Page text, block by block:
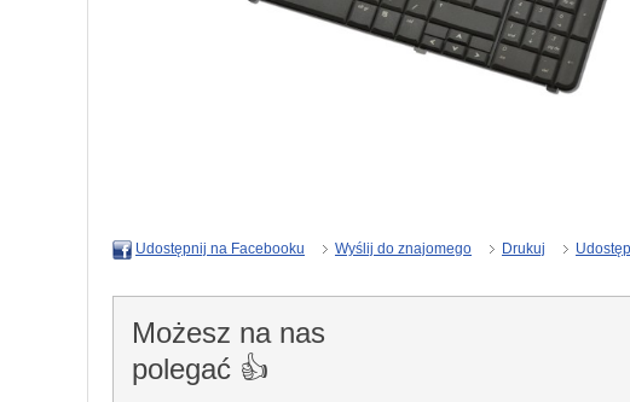
Udostępnij na Facebooku Wyślij do znajomego Drukuj
Możesz na nas
polegać 👍